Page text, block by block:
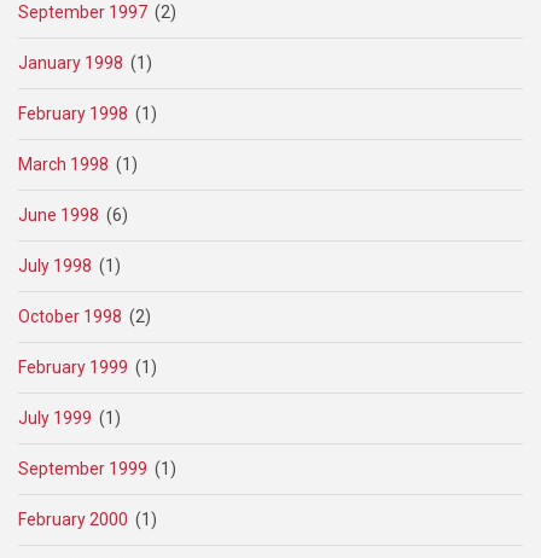
September 1997 (2)
January 1998 (1)
February 1998 (1)
March 1998 (1)
June 1998 (6)
July 1998 (1)
October 1998 (2)
February 1999 (1)
July 1999 (1)
September 1999 (1)
February 2000 (1)